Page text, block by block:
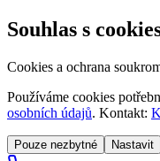
Souhlas s
Cookies a ochrana
Používáme cookies
osobních údajů. Kontakt:
Pouze nezbytné Nastavit